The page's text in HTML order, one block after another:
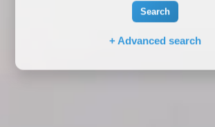
Search
+ Advanced search